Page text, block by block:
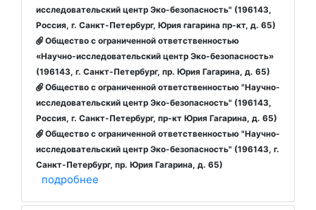
исследовательский центр Эко-безопасность" (196143,
Россия, г. Санкт-Петербург, Юрия гагарина пр-кт, д. 65)
Общество с ограниченной ответственностью
«Научно-исследовательский центр Эко-безопасность»
(196143, г. Санкт-Петербург, пр. Юрия Гагарина, д. 65)
Общество с ограниченной ответственностью "Научно-
исследовательский центр Эко-безопасность" (196143,
Россия, г. Санкт-Петербург, пр-кт Юрия Гагарина, д. 65)
Oбщество с ограниченной ответственностью "Научно-
исследовательский центр Эко-безопасность" (196143, г.
Санкт-Петербург, пр. Юрия Гагарина, д. 65)
подробнее